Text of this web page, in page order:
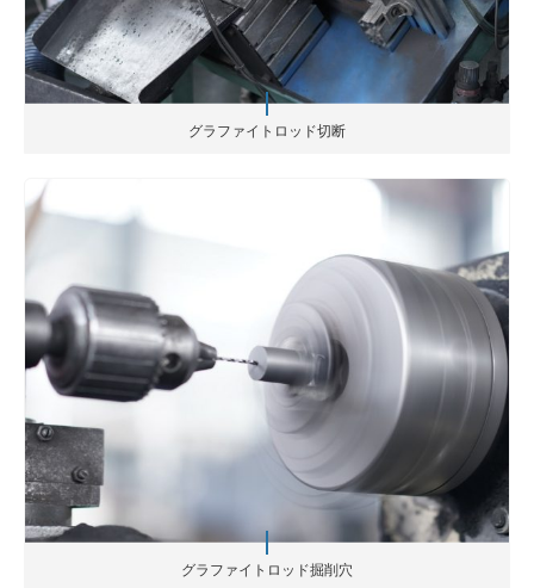
グラファイトロッド切断
グラファイトロッド掘削穴